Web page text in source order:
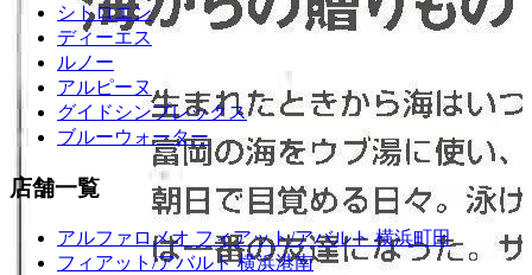
シトロエン
ディーエス
ルノー
アルピーヌ
グイドシンプレックス
ブルーウォーター
店舗一覧
アルファロメオ フィアット/アバルト 横浜町田
フィアット/アバルト 横浜港南